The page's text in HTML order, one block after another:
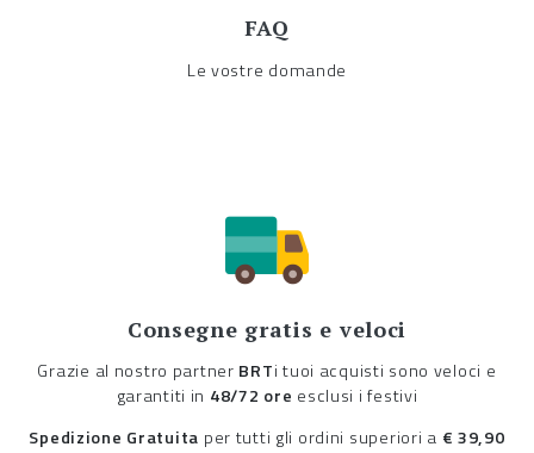
FAQ
Le vostre domande
Consegne gratis e veloci
Grazie al nostro partner BRTi tuoi acquisti sono veloci e
garantiti in 48/72 ore esclusi i festivi
Spedizione Gratuita per tutti gli ordini superiori a € 39,90